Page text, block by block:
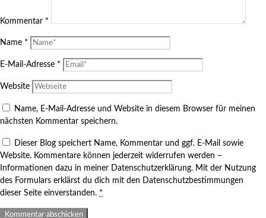
Kommentar *
Name *
E-Mail-Adresse *
Website
Name, E-Mail-Adresse und Website in diesem Browser für meinen
nächsten Kommentar speichern.
Dieser Blog speichert Name, Kommentar und ggf. E-Mail sowie
Website. Kommentare können jederzeit widerrufen werden –
Informationen dazu in meiner Datenschutzerklärung. Mit der Nutzung
des Formulars erklärst du dich mit den Datenschutzbestimmungen
dieser Seite einverstanden. *